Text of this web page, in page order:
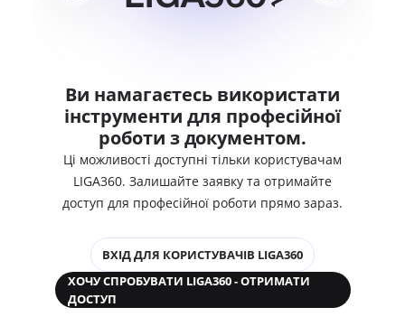
Ви намагаєтесь використати
інструменти для професійної
роботи з документом.
Ці можливості доступні тільки користувачам
LIGA360. Залишайте заявку та отримайте
доступ для професійної роботи прямо зараз.
ВХІД ДЛЯ КОРИСТУВАЧІВ LIGA360
ХОЧУ СПРОБУВАТИ LIGA360 - ОТРИМАТИ
ДОСТУП